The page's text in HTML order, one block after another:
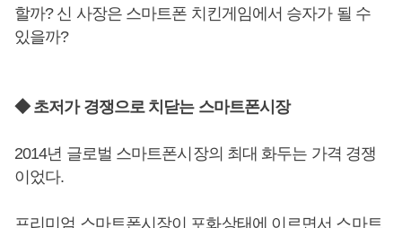
할까? 신 사장은 스마트폰 치킨게임에서 승자가 될 수
있을까?
◆ 초저가 경쟁으로 치닫는 스마트폰시장
2014년 글로벌 스마트폰시장의 최대 화두는 가격 경쟁
이었다.
프리미엄 스마트폰시장이 포화상태에 이르면서 스마트